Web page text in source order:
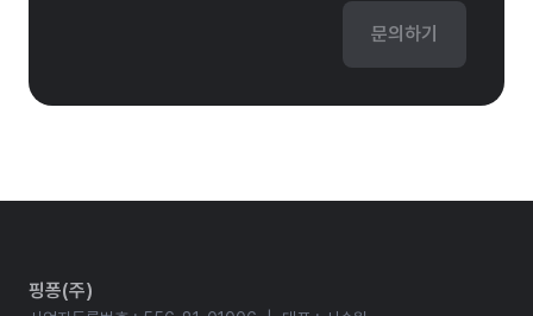
문의하기
핑퐁(주)